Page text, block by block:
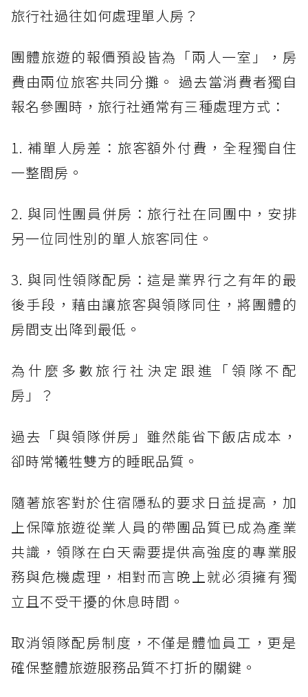
旅行社過往如何處理單人房？
團體旅遊的報價預設皆為「兩人一室」，房
費由兩位旅客共同分攤。 過去當消費者獨自
報名參團時，旅行社通常有三種處理方式：
1. 補單人房差：旅客額外付費，全程獨自住
一整間房。
2. 與同性團員併房：旅行社在同團中，安排
另一位同性別的單人旅客同住。
3. 與同性領隊配房：這是業界行之有年的最
後手段，藉由讓旅客與領隊同住，將團體的
房間支出降到最低。
為什麼多數旅行社決定跟進「領隊不配
房」？
過去「與領隊併房」雖然能省下飯店成本，
卻時常犧牲雙方的睡眠品質。
隨著旅客對於住宿隱私的要求日益提高，加
上保障旅遊從業人員的帶團品質已成為產業
共識，領隊在白天需要提供高強度的專業服
務與危機處理，相對而言晚上就必須擁有獨
立且不受干擾的休息時間。
取消領隊配房制度，不僅是體恤員工，更是
確保整體旅遊服務品質不打折的關鍵。